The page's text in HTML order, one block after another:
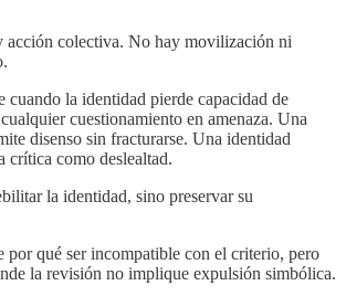
acción colectiva. No hay movilización ni
cuando la identidad pierde capacidad de
cuestionamiento en amenaza. Una
disenso sin fracturarse. Una identidad
crítica como deslealtad.
la identidad, sino preservar su
por qué ser incompatible con el criterio, pero
la revisión no implique expulsión simbólica.